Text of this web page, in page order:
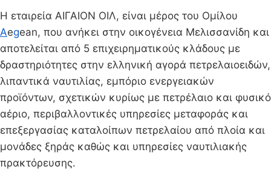
H εταιρεία ΑΙΓΑΙΟΝ ΟΙΛ, είναι μέρος του Ομίλου
Aegean, που ανήκει στην οικογένεια Μελισσανίδη και
αποτελείται από 5 επιχειρηματικούς κλάδους με
δραστηριότητες στην ελληνική αγορά πετρελαιοειδών,
λιπαντικά ναυτιλίας, εμπόριο ενεργειακών
προϊόντων, σχετικών κυρίως με πετρέλαιο και φυσικό
αέριο, περιβαλλοντικές υπηρεσίες μεταφοράς και
επεξεργασίας καταλοίπων πετρελαίου από πλοία και
μονάδες ξηράς καθώς και υπηρεσίες ναυτιλιακής
πρακτόρευσης.